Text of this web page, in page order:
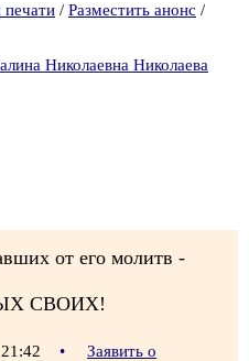
печати / Разместить анонс /
Николаевна Николаева
от его молитв -
СВОИХ!
•
Заявить о